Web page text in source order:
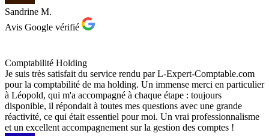
Sandrine M.
Avis Google vérifié
Comptabilité Holding
Je suis très satisfait du service rendu par L-Expert-Comptable.com
pour la comptabilité de ma holding. Un immense merci en particulier
à Léopold, qui m'a accompagné à chaque étape : toujours
disponible, il répondait à toutes mes questions avec une grande
réactivité, ce qui était essentiel pour moi. Un vrai professionnalisme
et un excellent accompagnement sur la gestion des comptes !